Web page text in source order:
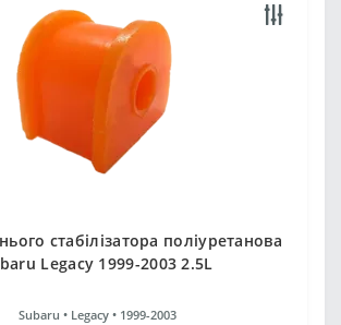
стабілізатора поліуретанова
Legacy 1999-2003 2.5L
Subaru • Legacy • 1999-2003